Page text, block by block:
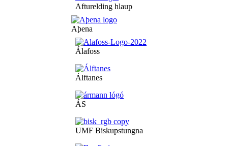
Afturelding hlaup
Aþena
Álafoss
Álftanes
ÁS
UMF Biskupstungna